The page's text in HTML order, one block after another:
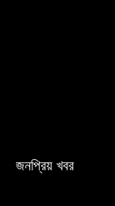
জনপ্রিয় খবর